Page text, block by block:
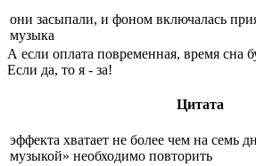
они засыпали, и фоном включалась
музыка
А если оплата повременная, время сна
Если да, то я - за!
Цитата
эффекта хватает не более чем на семь
музыкой» необходимо повторить